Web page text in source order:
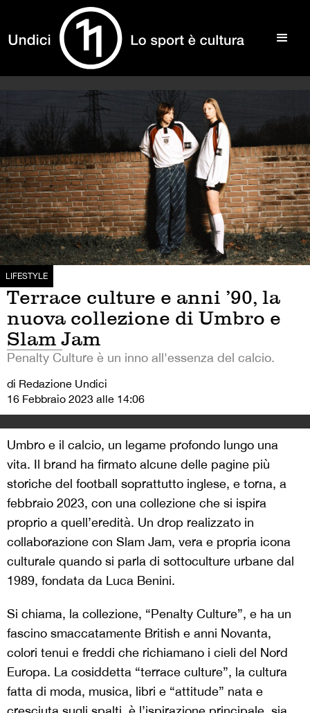
LIFESTYLE
Terrace culture e anni ’90, la
nuova collezione di Umbro e
Slam Jam
Penalty Culture è un inno all'essenza del calcio.
di Redazione Undici
16 Febbraio 2023 alle 14:06
Umbro e il calcio, un legame profondo lungo una
vita. Il brand ha firmato alcune delle pagine più
storiche del football soprattutto inglese, e torna, a
febbraio 2023, con una collezione che si ispira
proprio a quell’eredità. Un drop realizzato in
collaborazione con Slam Jam, vera e propria icona
culturale quando si parla di sottoculture urbane dal
1989, fondata da Luca Benini.
Si chiama, la collezione, “Penalty Culture”, e ha un
fascino smaccatamente British e anni Novanta,
colori tenui e freddi che richiamano i cieli del Nord
Europa. La cosiddetta “terrace culture”, la cultura
fatta di moda, musica, libri e “attitude” nata e